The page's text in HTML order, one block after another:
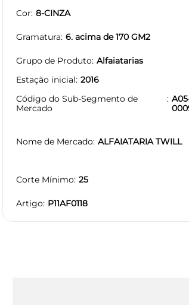
Cor 8-CINZA
Gramatura 6. acima de 170 GM2
Grupo de Produto Alfaiatarias
Estação inicial 2016
Código do Sub-Segmento de
Mercado
Nome de Mercado ALFAIATARIA TWILL
Corte Mínimo 25
Artigo P11AF0118